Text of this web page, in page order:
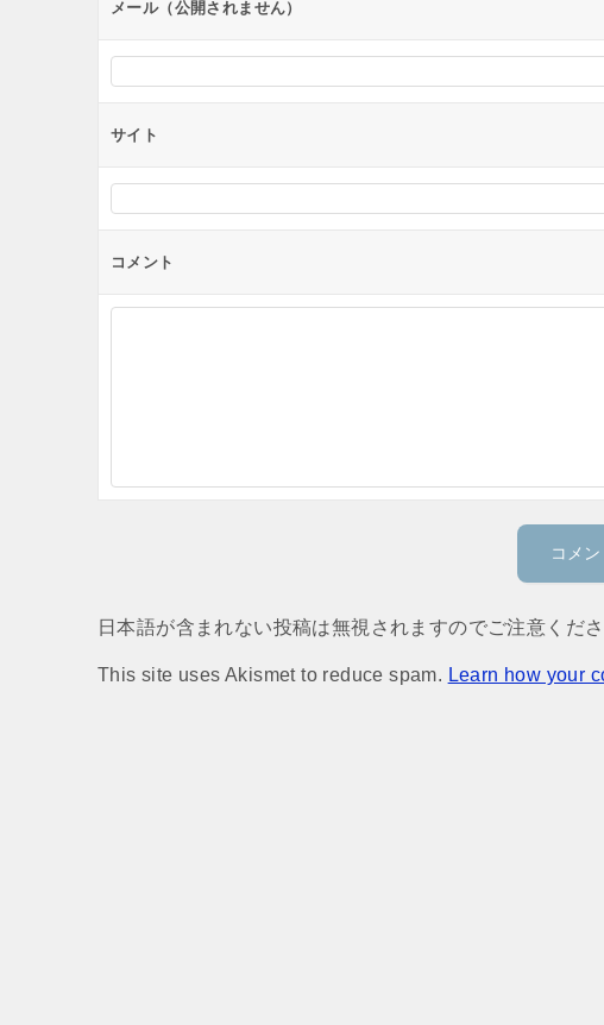
メール（公開されません）
サイト
コメント
日本語が含まれない投稿は無視されますのでご注意くだ
This site uses Akismet to reduce spam. Learn how your